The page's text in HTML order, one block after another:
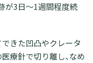
が3日～1週間程度続
きた凹凸やクレータ
療針で切り離し、なめ